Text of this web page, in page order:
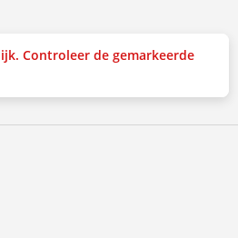
Controleer de gemarkeerde